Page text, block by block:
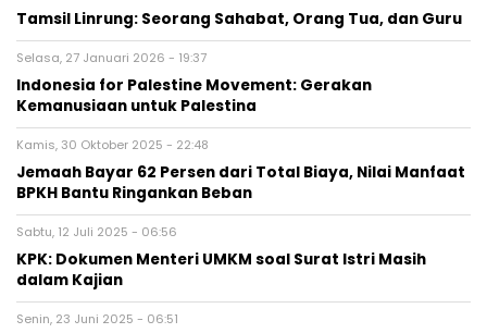
Tamsil Linrung: Seorang Sahabat, Orang Tua, dan Guru
Selasa, 27 Januari 2026 - 19:37
Indonesia for Palestine Movement: Gerakan
Kemanusiaan untuk Palestina
Kamis, 30 Oktober 2025 - 22:48
Jemaah Bayar 62 Persen dari Total Biaya, Nilai Manfaat
BPKH Bantu Ringankan Beban
Sabtu, 12 Juli 2025 - 06:56
KPK: Dokumen Menteri UMKM soal Surat Istri Masih
dalam Kajian
Senin, 23 Juni 2025 - 06:51